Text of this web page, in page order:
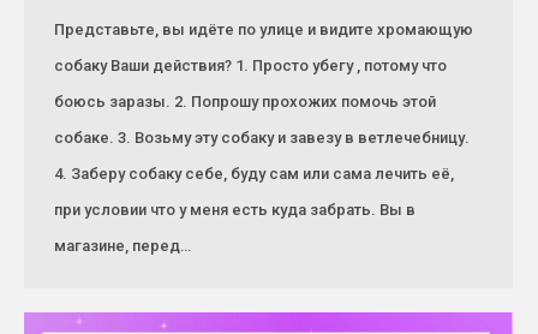
Представьте, вы идёте по улице и видите хромающую
собаку Ваши действия? 1. Просто убегу , потому что
боюсь заразы. 2. Попрошу прохожих помочь этой
собаке. 3. Возьму эту собаку и завезу в ветлечебницу.
4. Заберу собаку себе, буду сам или сама лечить её,
при условии что у меня есть куда забрать. Вы в
магазине, перед…